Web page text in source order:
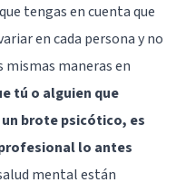
tengas en cuenta que
en cada persona y no
mismas maneras en
tú o alguien que
brote psicótico, es
lo antes
mental están